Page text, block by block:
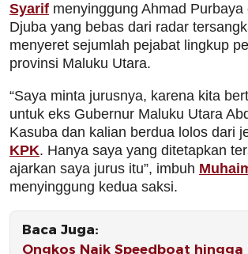
Syarif menyinggung Ahmad Purbaya
Djuba yang bebas dari radar
menyeret sejumlah pejabat lingkup
provinsi Maluku Utara.
“Saya minta jurusnya, karena kita
untuk eks Gubernur Maluku Utara
Kasuba dan kalian berdua lolos dari
KPK. Hanya saya yang ditetapkan
ajarkan saya jurus itu”, imbuh
menyinggung kedua saksi.
Baca Juga:
Ongkos Naik Speedboat hingga